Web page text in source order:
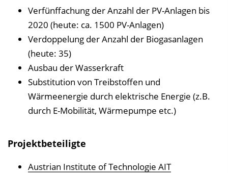
Verfünffachung der Anzahl der PV-Anlagen bis
2020 (heute: ca. 1500 PV-Anlagen)
Verdoppelung der Anzahl der Biogasanlagen
(heute: 35)
Ausbau der Wasserkraft
Substitution von Treibstoffen und
Wärmeenergie durch elektrische Energie (z.B.
durch E-Mobilität, Wärmepumpe etc.)
Projektbeteiligte
Austrian Institute of Technologie AIT